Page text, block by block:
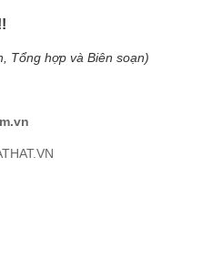
Tổng hợp và Biên soạn)